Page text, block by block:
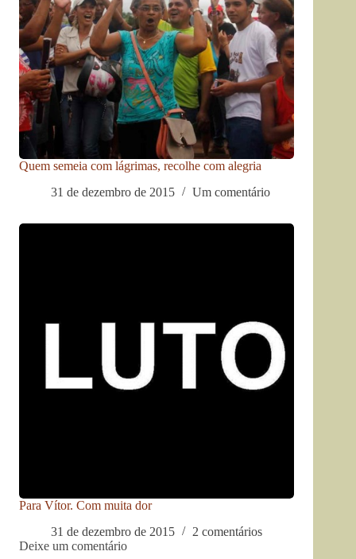
Quem semeia com lágrimas, recolhe com alegria
31 de dezembro de 2015
Um comentário
Para Vítor. Com muita dor
31 de dezembro de 2015
2 comentários
Deixe um comentário